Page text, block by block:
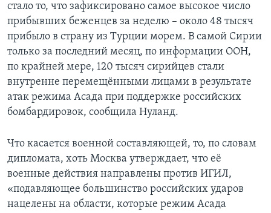
стало то, что зафиксировано самое высокое число
прибывших беженцев за неделю – около 48 тысяч
прибыло в страну из Турции морем. В самой Сирии
только за последний месяц, по информации ООН,
по крайней мере, 120 тысяч сирийцев стали
внутренне перемещёнными лицами в результате
атак режима Асада при поддержке российских
бомбардировок, сообщила Нуланд.
Что касается военной составляющей, то, по словам
дипломата, хоть Москва утверждает, что её
военные действия направлены против ИГИЛ,
«подавляющее большинство российских ударов
нацелены на области, которые режим Асада